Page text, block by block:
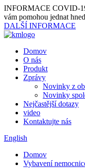
INFORMACE COVID-
vám pomohou jednat
DALŠÍ INFORMACE
Domov
O nás
Produkt
Zprávy
Novinky z
Novinky
Nejčastější dotazy
video
Kontaktujte nás
English
Domov
Vybavení